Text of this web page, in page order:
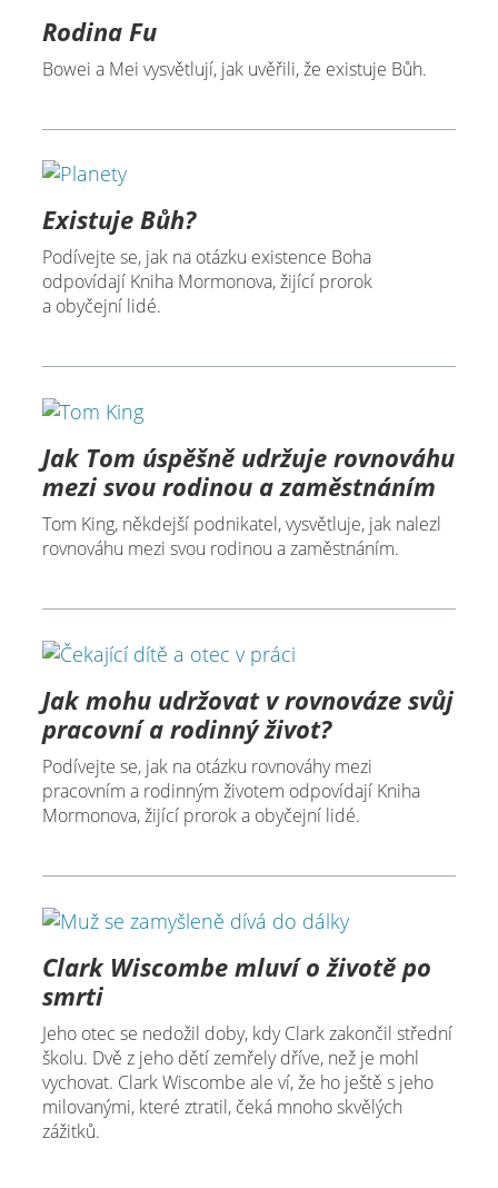
Rodina Fu
Bowei a Mei vysvětlují, jak uvěřili, že existuje Bůh.
Existuje Bůh?
Podívejte se, jak na otázku existence Boha
odpovídají Kniha Mormonova, žijící prorok
a obyčejní lidé.
Jak Tom úspěšně udržuje rovnováhu
mezi svou rodinou a zaměstnáním
Tom King, někdejší podnikatel, vysvětluje, jak nalezl
rovnováhu mezi svou rodinou a zaměstnáním.
Jak mohu udržovat v rovnováze svůj
pracovní a rodinný život?
Podívejte se, jak na otázku rovnováhy mezi
pracovním a rodinným životem odpovídají Kniha
Mormonova, žijící prorok a obyčejní lidé.
Clark Wiscombe mluví o životě po
smrti
Jeho otec se nedožil doby, kdy Clark zakončil střední
školu. Dvě z jeho dětí zemřely dříve, než je mohl
vychovat. Clark Wiscombe ale ví, že ho ještě s jeho
milovanými, které ztratil, čeká mnoho skvělých
zážitků.